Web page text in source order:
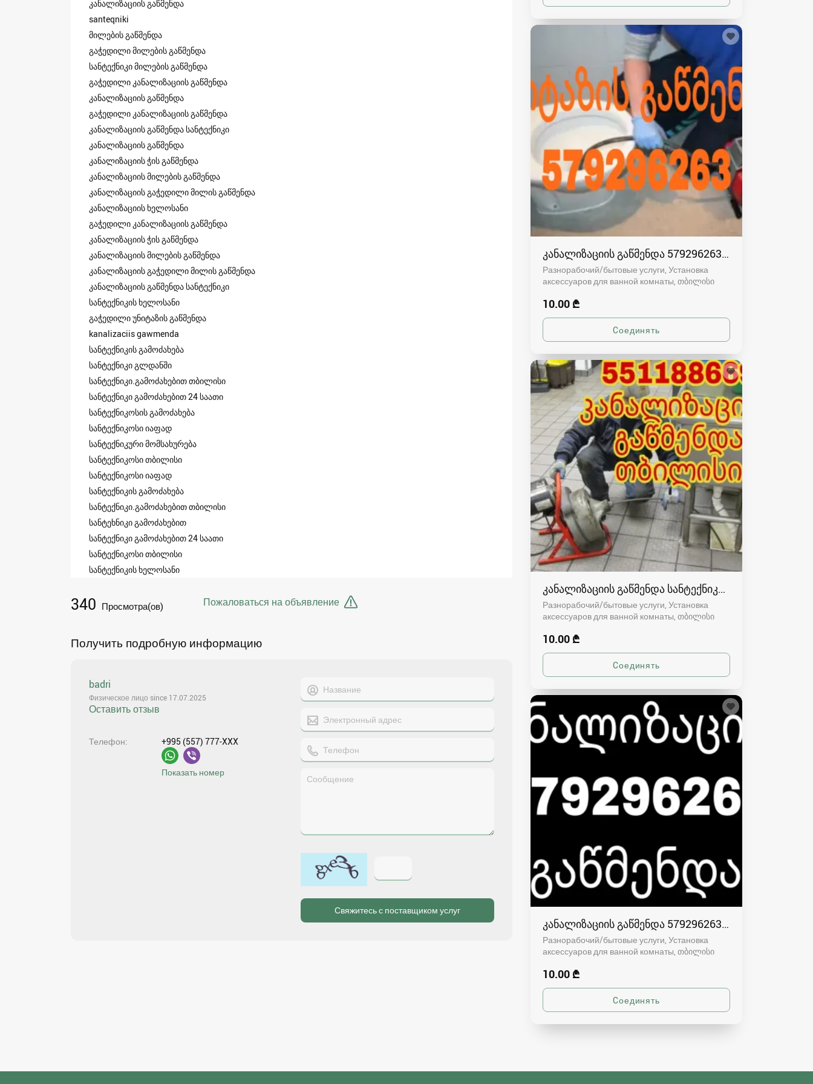
კანალიზაციის გაწმენდა 579296263 ელექტროტროსი
Разнорабочий/бытовые услуги, Установка
аксессуаров для ванной комнаты თბილისი
10.00 ₾
კანალიზაციის გაწმენდა სანტექნიკი 551188669
Разнорабочий/бытовые услуги, Установка
аксессуаров для ванной комнаты თბილისი
10.00 ₾
კანალიზაციის გაწმენდა 579296263 სანტექნიკი
Разнорабочий/бытовые услуги, Установка
аксессуаров для ванной комнаты თბილისი
10.00 ₾
კანალიზაციის გაწმენდა
santeqniki
მილების გაწმენდა
გაჭედილი მილების გაწმენდა
სანტექნიკი მილების გაწმენდა
გაჭედილი კანალიზაციის გაწმენდა
კანალიზაციის გაწმენდა
გაჭედილი კანალიზაციის გაწმენდა
კანალიზაციის გაწმენდა სანტექნიკი
კანალიზაციის გაწმენდა
კანალიზაციის ჭის გაწმენდა
კანალიზაციის მილების გაწმენდა
კანალიზაციის გაჭედილი მილის გაწმენდა
კანალიზაციის ხელოსანი
გაჭედილი კანალიზაციის გაწმენდა
კანალიზაციის ჭის გაწმენდა
კანალიზაციის მილების გაწმენდა
კანალიზაციის გაჭედილი მილის გაწმენდა
კანალიზაციის გაწმენდა სანტექნიკი
სანტექნიკის ხელოსანი
გაჭედილი უნიტაზის გაწმენდა
kanalizaciis gawmenda
სანტექნიკის გამოძახება
სანტექნიკი გლდანში
სანტექნიკი.გამოძახებით თბილისი
სანტექნიკი გამოძახებით 24 საათი
სანტექნიკოსის გამოძახება
სანტექნიკოსი იაფად
სანტექნიკური მომსახურება
სანტექნიკოსი თბილისი
სანტექნიკოსი იაფად
სანტექნიკის გამოძახება
სანტექნიკი.გამოძახებით თბილისი
სანტეხნიკი გამოძახებით
სანტექნიკი გამოძახებით 24 საათი
სანტექნიკოსი თბილისი
სანტექნიკის ხელოსანი
Пожаловаться на объявление
340 Просмотра(ов)
Получить подробную информацию
badri
Физическое лицо since 17.07.2025
Оставить отзыв
Телефон +995 (557) 777-XXX
Показать номер